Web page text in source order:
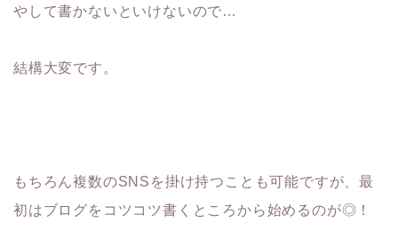
やして書かないといけないので…
結構大変です。
もちろん複数のSNSを掛け持つことも可能ですが、最
初はブログをコツコツ書くところから始めるのが◎！